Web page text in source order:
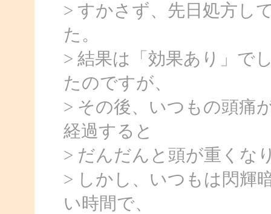
> すかさず、先日処方し
た。
> 結果は「効果あり」で
たのですが、
> その後、いつもの頭痛
経過すると
> だんだんと頭が重くな
> しかし、いつもは閃輝
い時間で、